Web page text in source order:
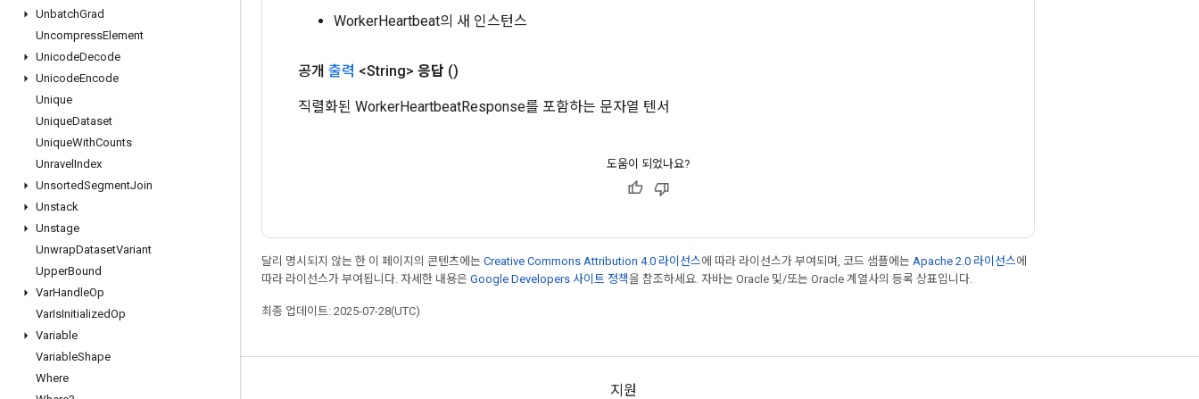
UnbatchGrad
UncompressElement
UnicodeDecode
UnicodeEncode
Unique
UniqueDataset
UniqueWithCounts
Unravel Index
UnsortedSegmentJoin
Unstack
Unstage
UnwrapDatasetVariant
UpperBound
VarHandleOp
VarIsInitializedOp
Variable
VariableShape
Where
WorkerHeartbeat의 새 인스턴스
공개 출력 <String> 응답 ()
직렬화된 WorkerHeartbeatResponse를 포함하는 문자열 텐서
도움이 되었나요?
달리 명시되지 않는 한 이 페이지의 콘텐츠에는 Creative Commons Attribution 4.0 라이선스에 따라 라이선스가 부여되며, 코드 샘플에는 Apache 2.0 라이선스에
따라 라이선스가 부여됩니다. 자세한 내용은 Google Developers 사이트 정책을 참조하세요. 자바는 Oracle 및/또는 Oracle 계열사의 등록 상표입니다.
최종 업데이트: 2025-07-28(UTC)
최신 소식 확인하기 지원